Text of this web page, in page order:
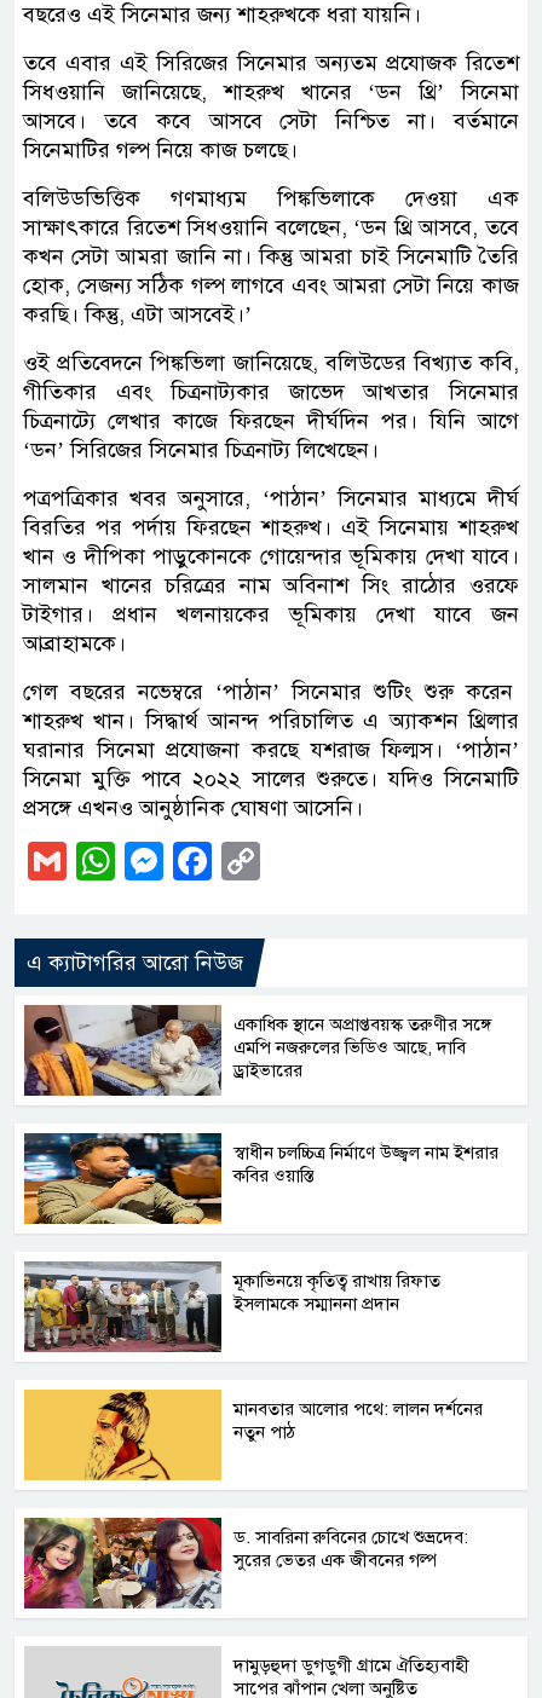
বছরেও এই সিনেমার জন্য শাহরুখকে ধরা যায়নি।
তবে এবার এই সিরিজের সিনেমার অন্যতম প্রযোজক রিতেশ
সিধওয়ানি জানিয়েছে, শাহরুখ খানের ‘ডন থ্রি’ সিনেমা
আসবে। তবে কবে আসবে সেটা নিশ্চিত না। বর্তমানে
সিনেমাটির গল্প নিয়ে কাজ চলছে।
বলিউডভিত্তিক গণমাধ্যম পিঙ্কভিলাকে দেওয়া এক
সাক্ষাৎকারে রিতেশ সিধওয়ানি বলেছেন, ‘ডন থ্রি আসবে, তবে
কখন সেটা আমরা জানি না। কিন্তু আমরা চাই সিনেমাটি তৈরি
হোক, সেজন্য সঠিক গল্প লাগবে এবং আমরা সেটা নিয়ে কাজ
করছি। কিন্তু, এটা আসবেই।’
ওই প্রতিবেদনে পিঙ্কভিলা জানিয়েছে, বলিউডের বিখ্যাত কবি,
গীতিকার এবং চিত্রনাট্যকার জাভেদ আখতার সিনেমার
চিত্রনাট্যে লেখার কাজে ফিরছেন দীর্ঘদিন পর। যিনি আগে
‘ডন’ সিরিজের সিনেমার চিত্রনাট্য লিখেছেন।
পত্রপত্রিকার খবর অনুসারে, ‘পাঠান’ সিনেমার মাধ্যমে দীর্ঘ
বিরতির পর পর্দায় ফিরছেন শাহরুখ। এই সিনেমায় শাহরুখ
খান ও দীপিকা পাড়ুকোনকে গোয়েন্দার ভূমিকায় দেখা যাবে।
সালমান খানের চরিত্রের নাম অবিনাশ সিং রাঠোর ওরফে
টাইগার। প্রধান খলনায়কের ভূমিকায় দেখা যাবে জন
আব্রাহামকে।
গেল বছরের নভেম্বরে ‘পাঠান’ সিনেমার শুটিং শুরু করেন
শাহরুখ খান। সিদ্ধার্থ আনন্দ পরিচালিত এ অ্যাকশন থ্রিলার
ঘরানার সিনেমা প্রযোজনা করছে যশরাজ ফিল্মস। ‘পাঠান’
সিনেমা মুক্তি পাবে ২০২২ সালের শুরুতে। যদিও সিনেমাটি
প্রসঙ্গে এখনও আনুষ্ঠানিক ঘোষণা আসেনি।
GmailWhatsApp
Messenger
Facebook
এ ক্যাটাগরির আরো নিউজ
একাধিক স্থানে অপ্রাপ্তবয়স্ক তরুণীর সঙ্গে
এমপি নজরুলের ভিডিও আছে, দাবি
ড্রাইভারের
স্বাধীন চলচ্চিত্র নির্মাণে উজ্জ্বল নাম ইশরার
কবির ওয়াস্তি
মূকাভিনয়ে কৃতিত্ব রাখায় রিফাত
ইসলামকে সম্মাননা প্রদান
মানবতার আলোর পথে: লালন দর্শনের
নতুন পাঠ
ড. সাবরিনা রুবিনের চোখে শুভ্রদেব:
সুরের ভেতর এক জীবনের গল্প
দামুড়হুদা ডুগডুগী গ্রামে ঐতিহ্যবাহী
সাপের ঝাঁপান খেলা অনুষ্টিত